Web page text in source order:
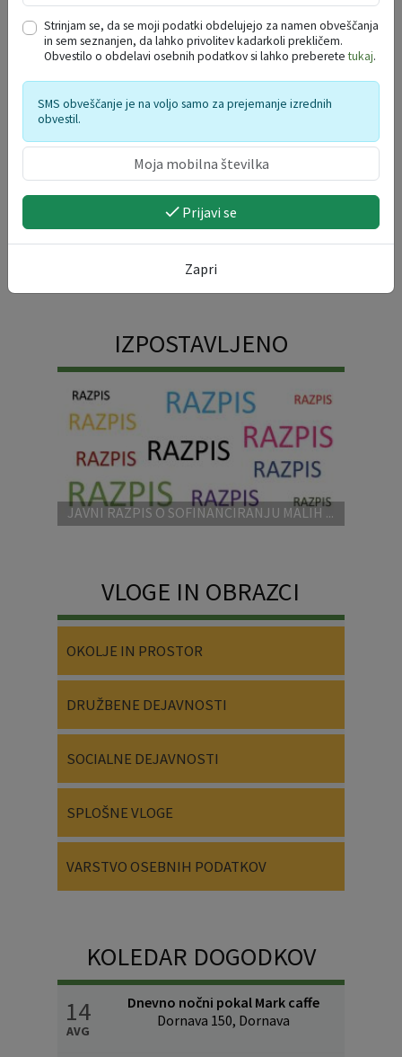
UČINKOVITOST NA
PRVEM MESTU (EE1ST)
IZPOSTAVLJENO
JAVNI RAZPIS O SOFINANCIRANJU MALIH ...
VLOGE IN OBRAZCI
OKOLJE IN PROSTOR
DRUŽBENE DEJAVNOSTI
SOCIALNE DEJAVNOSTI
SPLOŠNE VLOGE
VARSTVO OSEBNIH PODATKOV
KOLEDAR DOGODKOV
14
AVG
Dnevno nočni pokal Mark caffe
Dornava 150, Dornava
Strinjam se, da se moji podatki obdelujejo za namen obveščanja
in sem seznanjen, da lahko privolitev kadarkoli prekličem.
Obvestilo o obdelavi osebnih podatkov si lahko preberetetukaj.
SMS obveščanje je na voljo samo za prejemanje izrednih
obvestil.
Prijavi se
Zapri